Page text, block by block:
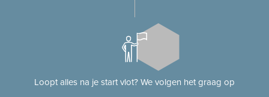
Loopt alles na je start vlot? We volgen het graag op